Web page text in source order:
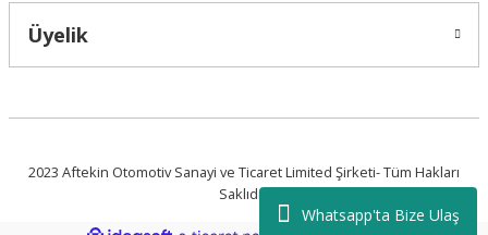
Whatsapp'ta Bize Ulaş
Üyelik
2023 Aftekin Otomotiv Sanayi ve Ticaret Limited Şirketi- Tüm Hakları
Saklıdır.